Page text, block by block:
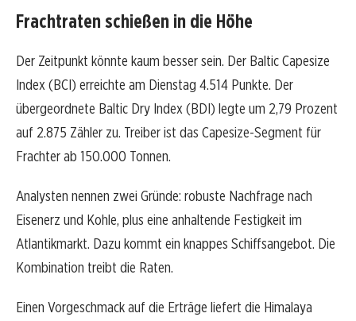
Frachtraten schießen in die Höhe
Der Zeitpunkt könnte kaum besser sein. Der Baltic Capesize
Index (BCI) erreichte am Dienstag 4.514 Punkte. Der
übergeordnete Baltic Dry Index (BDI) legte um 2,79 Prozent
auf 2.875 Zähler zu. Treiber ist das Capesize-Segment für
Frachter ab 150.000 Tonnen.
Analysten nennen zwei Gründe: robuste Nachfrage nach
Eisenerz und Kohle, plus eine anhaltende Festigkeit im
Atlantikmarkt. Dazu kommt ein knappes Schiffsangebot. Die
Kombination treibt die Raten.
Einen Vorgeschmack auf die Erträge liefert die Himalaya